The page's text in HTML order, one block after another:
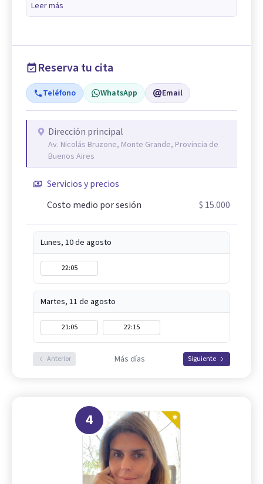
Leer más
Reserva tu cita
Teléfono WhatsApp Email
Dirección principal
Av. Nicolás Bruzone, Monte Grande, Provincia de
Buenos Aires
Servicios y precios
Costo medio por sesión
$ 15.000
Lunes, 10 de agosto
22:05
Martes, 11 de agosto
21:05 22:15
Anterior Más días Siguiente
4